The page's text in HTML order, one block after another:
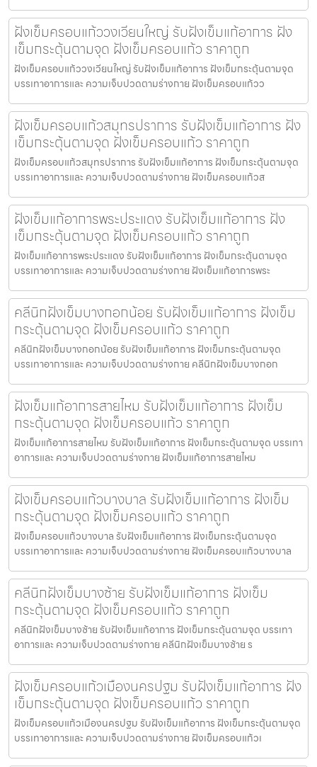
ฝังเข็มครอบแก้ววงเวียนใหญ่ รับฝังเข็มแก้อาการ ฝัง
เข็มกระตุ้นตามจุด ฝังเข็มครอบแก้ว ราคาถูก
ฝังเข็มครอบแก้ววงเวียนใหญ่ รับฝังเข็มแก้อาการ ฝังเข็มกระตุ้นตามจุด
บรรเทาอาการและ ความเจ็บปวดตามร่างกาย ฝังเข็มครอบแก้วว
ฝังเข็มครอบแก้วสมุทรปราการ รับฝังเข็มแก้อาการ ฝัง
เข็มกระตุ้นตามจุด ฝังเข็มครอบแก้ว ราคาถูก
ฝังเข็มครอบแก้วสมุทรปราการ รับฝังเข็มแก้อาการ ฝังเข็มกระตุ้นตามจุด
บรรเทาอาการและ ความเจ็บปวดตามร่างกาย ฝังเข็มครอบแก้วส
ฝังเข็มแก้อาการพระประแดง รับฝังเข็มแก้อาการ ฝัง
เข็มกระตุ้นตามจุด ฝังเข็มครอบแก้ว ราคาถูก
ฝังเข็มแก้อาการพระประแดง รับฝังเข็มแก้อาการ ฝังเข็มกระตุ้นตามจุด
บรรเทาอาการและ ความเจ็บปวดตามร่างกาย ฝังเข็มแก้อาการพระ
คลีนิกฝังเข็มบางกอกน้อย รับฝังเข็มแก้อาการ ฝังเข็ม
กระตุ้นตามจุด ฝังเข็มครอบแก้ว ราคาถูก
คลีนิกฝังเข็มบางกอกน้อย รับฝังเข็มแก้อาการ ฝังเข็มกระตุ้นตามจุด
บรรเทาอาการและ ความเจ็บปวดตามร่างกาย คลีนิกฝังเข็มบางกอก
ฝังเข็มแก้อาการสายไหม รับฝังเข็มแก้อาการ ฝังเข็ม
กระตุ้นตามจุด ฝังเข็มครอบแก้ว ราคาถูก
ฝังเข็มแก้อาการสายไหม รับฝังเข็มแก้อาการ ฝังเข็มกระตุ้นตามจุด บรรเทา
อาการและ ความเจ็บปวดตามร่างกาย ฝังเข็มแก้อาการสายไหม
ฝังเข็มครอบแก้วบางบาล รับฝังเข็มแก้อาการ ฝังเข็ม
กระตุ้นตามจุด ฝังเข็มครอบแก้ว ราคาถูก
ฝังเข็มครอบแก้วบางบาล รับฝังเข็มแก้อาการ ฝังเข็มกระตุ้นตามจุด
บรรเทาอาการและ ความเจ็บปวดตามร่างกาย ฝังเข็มครอบแก้วบางบาล
คลีนิกฝังเข็มบางซ้าย รับฝังเข็มแก้อาการ ฝังเข็ม
กระตุ้นตามจุด ฝังเข็มครอบแก้ว ราคาถูก
คลีนิกฝังเข็มบางซ้าย รับฝังเข็มแก้อาการ ฝังเข็มกระตุ้นตามจุด บรรเทา
อาการและ ความเจ็บปวดตามร่างกาย คลีนิกฝังเข็มบางซ้าย ร
ฝังเข็มครอบแก้วเมืองนครปฐม รับฝังเข็มแก้อาการ ฝัง
เข็มกระตุ้นตามจุด ฝังเข็มครอบแก้ว ราคาถูก
ฝังเข็มครอบแก้วเมืองนครปฐม รับฝังเข็มแก้อาการ ฝังเข็มกระตุ้นตามจุด
บรรเทาอาการและ ความเจ็บปวดตามร่างกาย ฝังเข็มครอบแก้วเ